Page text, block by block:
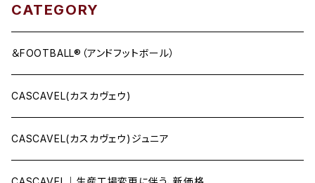
CATEGORY
＆FOOTBALL®（アンドフットボール）
CASCAVEL(カスカヴェウ)
CASCAVEL(カスカヴェウ)ジュニア